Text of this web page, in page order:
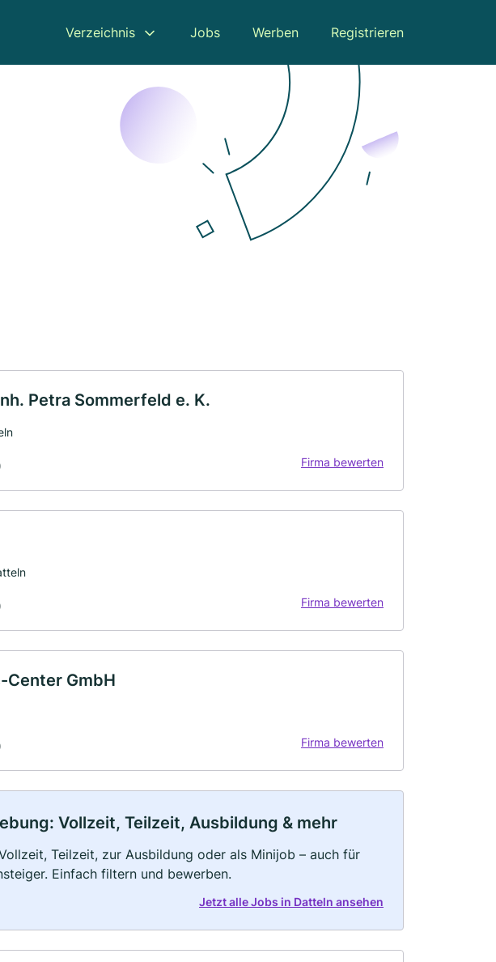
Verzeichnis Jobs Werben Registrieren
Petra Sommerfeld e. K.
Firma bewerten
Firma bewerten
Center GmbH
Firma bewerten
Vollzeit, Teilzeit, Ausbildung & mehr
Teilzeit, zur Ausbildung oder als Minijob – auch für
Einfach filtern und bewerben.
Jetzt alle Jobs in Datteln ansehen